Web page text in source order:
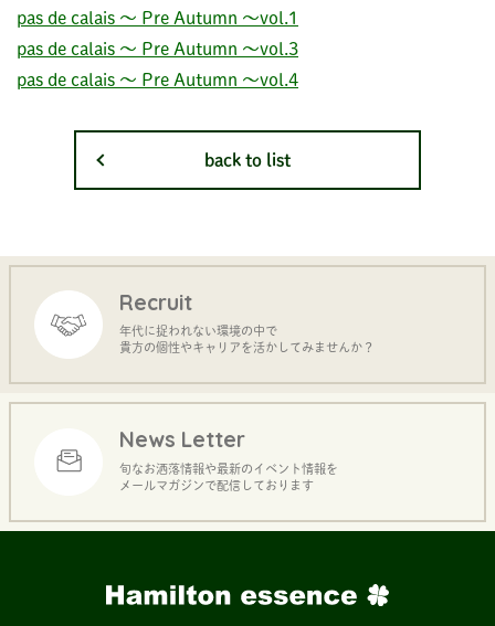
pas de calais ～ Pre Autumn ～vol.1
pas de calais ～ Pre Autumn ～vol.3
pas de calais ～ Pre Autumn ～vol.4
back to list
Recruit
年代に捉われない環境の中で
貴方の個性やキャリアを活かしてみませんか？
News Letter
旬なお洒落情報や最新のイベント情報を
メールマガジンで配信しております